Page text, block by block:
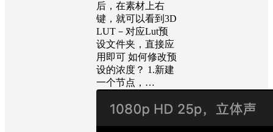
后，在素材上右
键，就可以看到3D
LUT－对应Lut预
设文件夹，直接应
用即可 如何修改预
设的浓度？ 1.新建
一个节点，…